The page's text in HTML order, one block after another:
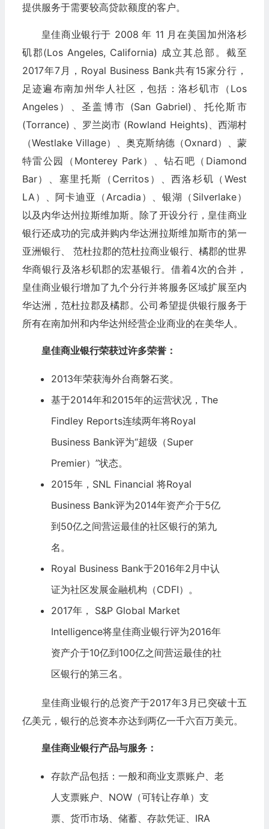
提供服务于需要较高贷款额度的客户。
皇佳商业银行于 2008 年 11 月在美国加州洛杉
矶郡(Los Angeles, California) 成立其总部。截至
2017年7月，Royal Business Bank共有15家分行，
足迹遍布南加州华人社区，包括：洛杉矶市（Los
Angeles）、圣盖博市 (San Gabriel)、托伦斯市
(Torrance) 、罗兰岗市 (Rowland Heights)、西湖村
（Westlake Village）、奥克斯纳德（Oxnard）、蒙
特雷公园（Monterey Park）、钻石吧（Diamond
Bar）、塞里托斯（Cerritos）、西洛杉矶（West
LA）、阿卡迪亚（Arcadia）、银湖（Silverlake）
以及内华达州拉斯维加斯。除了开设分行，皇佳商业
银行还成功的完成并购内华达洲拉斯维加斯市的第一
亚洲银行、 范杜拉郡的范杜拉商业银行、橘郡的世界
华商银行及洛杉矶郡的宏基银行。借着4次的合并，
皇佳商业银行增加了九个分行并将服务区域扩展至内
华达洲，范杜拉郡及橘郡。公司希望提供银行服务于
所有在南加州和内华达州经营企业商业的在美华人。
皇佳商业银行荣获过许多荣誉：
2013年荣获海外台商磐石奖。
基于2014年和2015年的运营状况，The
Findley Reports连续两年将Royal
Business Bank评为“超级（Super
Premier）”状态。
2015年，SNL Financial 将Royal
Business Bank评为2014年资产介于5亿
到50亿之间营运最佳的社区银行的第九
名。
Royal Business Bank于2016年2月中认
证为社区发展金融机构（CDFI）。
2017年， S&P Global Market
Intelligence将皇佳商业银行评为2016年
资产介于10亿到100亿之间营运最佳的社
区银行的第三名。
皇佳商业银行的总资产于2017年3月已突破十五
亿美元，银行的总资本亦达到两亿一千六百万美元。
皇佳商业银行产品与服务：
存款产品包括：一般和商业支票账户、老
人支票账户、NOW（可转让存单）支
票、货币市场、储蓄、存款凭证、IRA